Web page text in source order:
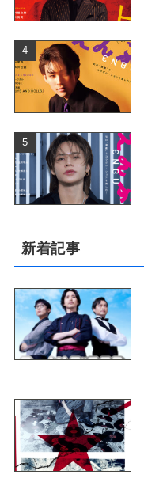
新着記事